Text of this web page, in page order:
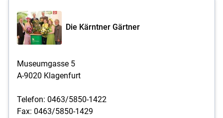
Die Kärntner Gärtner
Museumgasse 5
A-9020 Klagenfurt
Telefon: 0463/5850-1422
Fax: 0463/5850-1429